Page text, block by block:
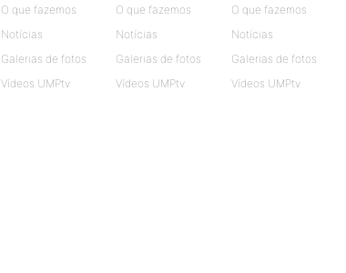
O que fazemos
Notícias
Galerias de fotos
Vídeos UMPtv
O que fazemos
Notícias
Galerias de fotos
Vídeos UMPtv
O que fazemos
Notícias
Galerias de fotos
Vídeos UMPtv